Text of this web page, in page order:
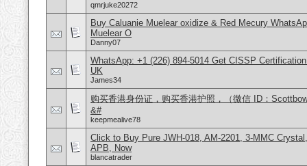
qmrjuke20272
Buy Caluanie Muelear oxidize & Red Mecury
Muelear O
Danny07
WhatsApp: +1 (226) 894-5014​ Get CISSP
UK
James34
购买香港身份证，购买香港护照，（微信 ID：
&#
keepmealive78
Click to Buy Pure JWH-018, AM-2201, 3-MMC
APB, Now
blancatrader